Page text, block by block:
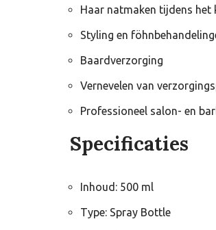
Haar natmaken tijdens het
Styling en
Baardverzorging
Vernevelen van
Professioneel salon- en
Specificaties
Inhoud: 500 ml
Type: Spray Bottle